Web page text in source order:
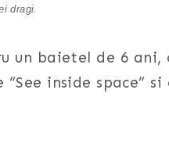
dragi.
un baietel de 6 ani,
inside space” si